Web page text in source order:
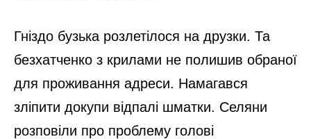
Гніздо бузька розлетілося на друзки. Та
безхатченко з крилами не полишив обраної
для проживання адреси. Намагався
зліпити докупи відпалі шматки. Селяни
розповіли про проблему голові